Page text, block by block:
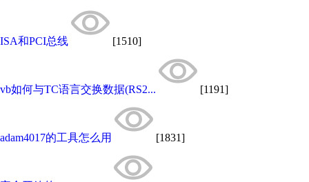
ISA和PCI总线 [1510]
vb如何与TC语言交换数据(RS2... [1191]
adam4017的工具怎么用 [1831]